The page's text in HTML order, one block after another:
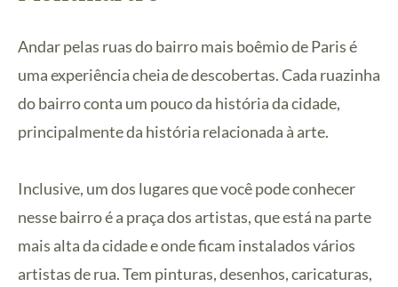
Andar pelas ruas do bairro mais boêmio de Paris é
uma experiência cheia de descobertas. Cada ruazinha
do bairro conta um pouco da história da cidade,
principalmente da história relacionada à arte.
Inclusive, um dos lugares que você pode conhecer
nesse bairro é a praça dos artistas, que está na parte
mais alta da cidade e onde ficam instalados vários
artistas de rua. Tem pinturas, desenhos, caricaturas,